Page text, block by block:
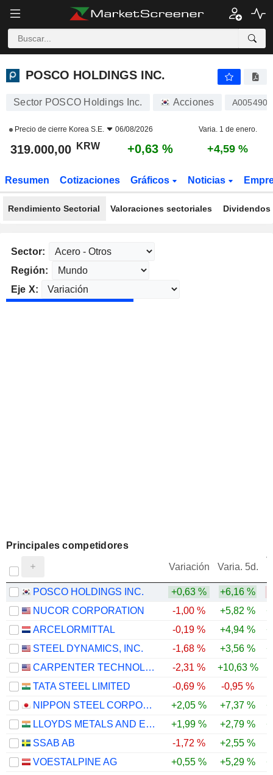
POSCO HOLDINGS INC.
POSCO HOLDINGS INC.
Sector POSCO Holdings Inc. Acciones A005490
Precio de cierre Korea S.E. 06/08/2026 Varia. 1 de enero.
319.000,00 KRW +0,63 % +4,59 %
Resumen Cotizaciones Gráficos Noticias
Rendimiento Sectorial Valoraciones sectoriales
Sector:
Región:
Eje X:
Principales competidores
Variación Varia. 5d.
POSCO HOLDINGS INC. +0,63 % +6,16 %
NUCOR CORPORATION
-1,00 % +5,82 %
ARCELORMITTAL
-0,19 % +4,94 %
STEEL DYNAMICS, INC.
-1,68 % +3,56 %
CARPENTER TECHNOLOGY CORPORATION
-2,31 % +10,63 %
TATA STEEL LIMITED
-0,69 % -0,95 %
NIPPON STEEL CORPORATION
+2,05 % +7,37 %
LLOYDS METALS AND ENERGY LIMITED
+1,99 % +2,79 %
SSAB AB
-1,72 % +2,55 %
VOESTALPINE AG
+0,55 % +5,29 %